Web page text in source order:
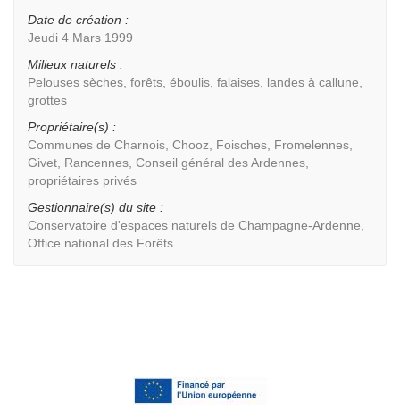
Date de création :
Jeudi 4 Mars 1999
Milieux naturels :
Pelouses sèches, forêts, éboulis, falaises, landes à callune,
grottes
Propriétaire(s) :
Communes de Charnois, Chooz, Foisches, Fromelennes,
Givet, Rancennes, Conseil général des Ardennes,
propriétaires privés
Gestionnaire(s) du site :
Conservatoire d'espaces naturels de Champagne-Ardenne,
Office national des Forêts